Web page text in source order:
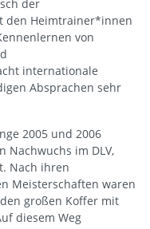
der
den Heimtrainer*innen
von
internationale
Absprachen sehr
2005 und 2006
im DLV,
Nach ihren
Meisterschaften waren
großen Koffer mit
diesem Weg